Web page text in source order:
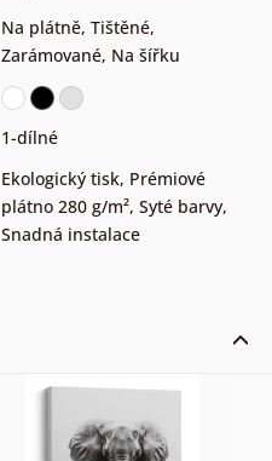
Na plátně, Tištěné,
Zarámované, Na šířku
1-dílné
Ekologický tisk, Prémiové
plátno 280 g/m², Syté barvy,
Snadná instalace